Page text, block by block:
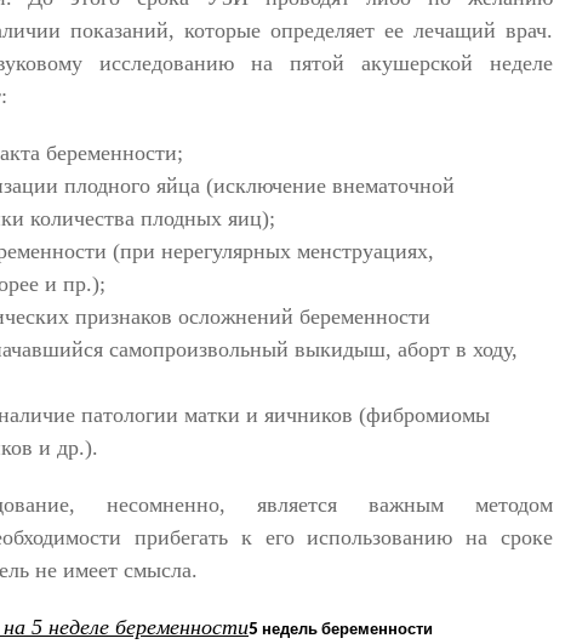
показаний, которые определяет ее лечащий врач.
исследованию на пятой акушерской неделе
беременности;
плодного яйца (исключение внематочной
количества плодных яиц);
(при нерегулярных менструациях,
и пр.);
признаков осложнений беременности
самопроизвольный выкидыш, аборт в ходу,
патологии матки и яичников (фибромиомы
и др.).
несомненно, является важным методом
прибегать к его использованию на сроке
не имеет смысла.
5 недель беременности